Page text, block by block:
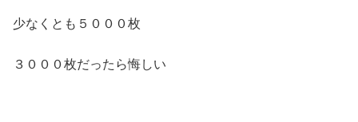
少なくとも５０００枚
３０００枚だったら悔しい